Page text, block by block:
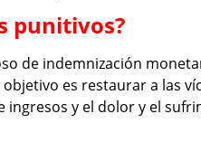
punitivos?
de indemnización
es restaurar a las
ingresos y el dolor y el